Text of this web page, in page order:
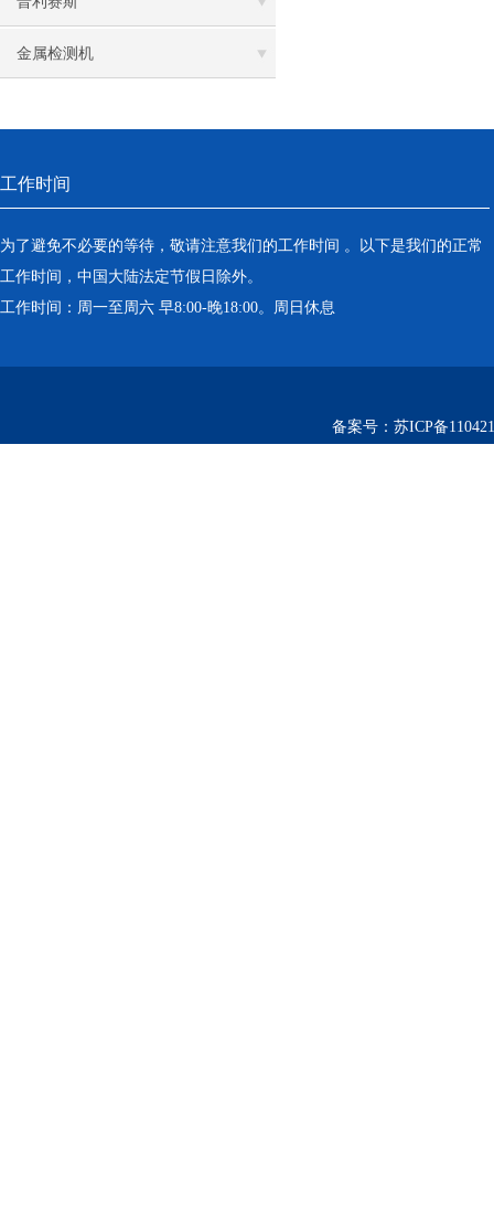
金属检测机
工作时间
为了避免不必要的等待，敬请注意我们的工作时间 。以下是我们的正常
工作时间，中国大陆法定节假日除外。
工作时间：周一至周六 早8:00-晚18:00。周日休息
备案号： 苏ICP备